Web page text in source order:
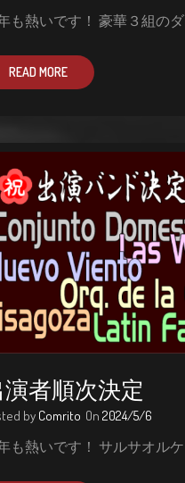
も熱いです！ 豪華３組のダ
READ MORE
演者順次決定
by Comrito On 2024/5/6
も熱いです！ サルサオルケ